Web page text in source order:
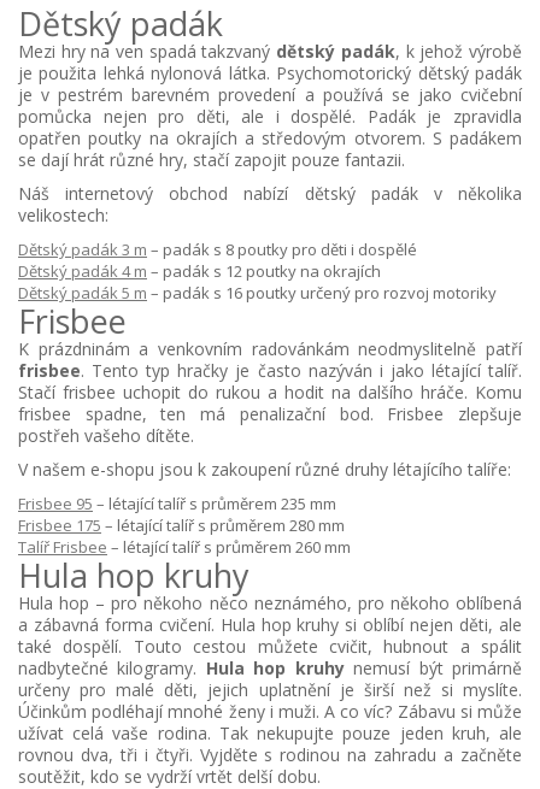
Dětský padák
Mezi hry na ven spadá takzvaný dětský padák, k jehož výrobě
je použita lehká nylonová látka. Psychomotorický dětský padák
je v pestrém barevném provedení a používá se jako cvičební
pomůcka nejen pro děti, ale i dospělé. Padák je zpravidla
opatřen poutky na okrajích a středovým otvorem. S padákem
se dají hrát různé hry, stačí zapojit pouze fantazii.
Náš internetový obchod nabízí dětský padák v několika
velikostech:
Dětský padák 3 m – padák s 8 poutky pro děti i dospělé
Dětský padák 4 m – padák s 12 poutky na okrajích
Dětský padák 5 m – padák s 16 poutky určený pro rozvoj motoriky
Frisbee
K prázdninám a venkovním radovánkám neodmyslitelně patří
frisbee. Tento typ hračky je často nazýván i jako létající talíř.
Stačí frisbee uchopit do rukou a hodit na dalšího hráče. Komu
frisbee spadne, ten má penalizační bod. Frisbee zlepšuje
postřeh vašeho dítěte.
V našem e-shopu jsou k zakoupení různé druhy létajícího talíře:
Frisbee 95 – létající talíř s průměrem 235 mm
Frisbee 175 – létající talíř s průměrem 280 mm
Talíř Frisbee – létající talíř s průměrem 260 mm
Hula hop kruhy
Hula hop – pro někoho něco neznámého, pro někoho oblíbená
a zábavná forma cvičení. Hula hop kruhy si oblíbí nejen děti, ale
také dospělí. Touto cestou můžete cvičit, hubnout a spálit
nadbytečné kilogramy. Hula hop kruhynemusí být primárně
určeny pro malé děti, jejich uplatnění je širší než si myslíte.
Účinkům podléhají mnohé ženy i muži. A co víc? Zábavu si může
užívat celá vaše rodina. Tak nekupujte pouze jeden kruh, ale
rovnou dva, tři i čtyři. Vyjděte s rodinou na zahradu a začněte
soutěžit, kdo se vydrží vrtět delší dobu.